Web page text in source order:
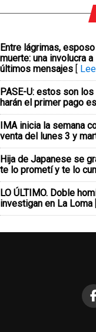
Entre lágrimas,
muerte: una involucra
últimos mensajes [
PASE-U: estos son
harán el primer pago
IMA inicia la semana
venta del lunes 3 y
Hija de Japanese se
te lo prometí y te lo
LO ÚLTIMO. Doble
investigan en La Loma